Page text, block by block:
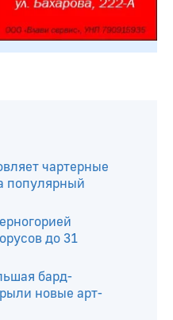
чартерные
популярный
до 31
бард-
новые арт-